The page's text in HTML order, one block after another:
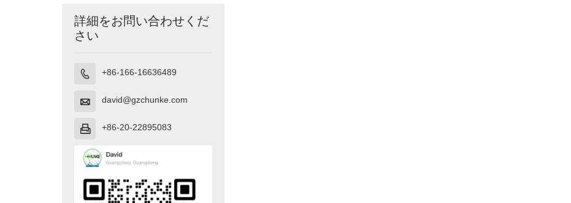
詳細をお問い合わせくだ
さい
 +86-166-16636489
 david@gzchunke.com
 +86-20-22895083